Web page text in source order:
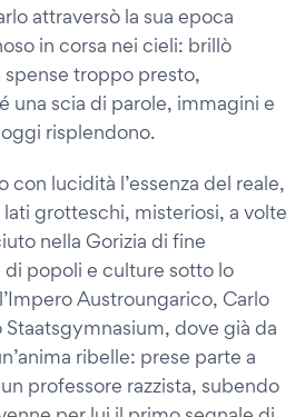
attraversò la sua epoca
in corsa nei cieli: brillò
troppo presto,
una scia di parole, immagini e
risplendono.
con lucidità l’essenza del reale,
grotteschi, misteriosi, a volte
nella Gorizia di fine
popoli e culture sotto lo
Austroungarico, Carlo
dove già da
ribelle: prese parte a
professore razzista, subendo